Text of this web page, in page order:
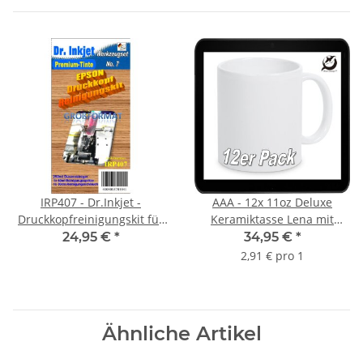
IRP407 - Dr.Inkjet -
Druckkopfreinigungskit für
Epson Großformatdrucker
24,95 € *
AAA - 12x 11oz Deluxe
Keramiktasse Lena mit
Orca™ Coating
Beschichtung im günstigen
34,95 € *
2,91 € pro 1
Ähnliche Artikel